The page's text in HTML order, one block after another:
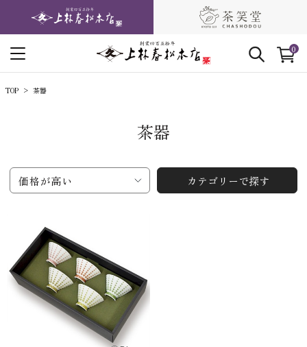
0
TOP 茶器
茶器
価格が高い カテゴリーで探す